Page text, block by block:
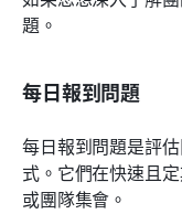
題。
每日報到問題
每日報到問題是評
式。它們在快速且
或團隊集會。